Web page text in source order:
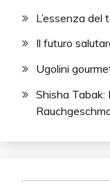
L’essenza del
Il futuro
Ugolini
Shisha